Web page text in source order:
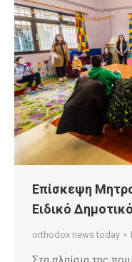
Επίσκεψη
Ειδικό
orthodox news today